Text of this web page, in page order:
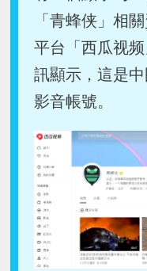
「青蜂侠」相
平台「西瓜视
訊顯示，這是
影音帳號。